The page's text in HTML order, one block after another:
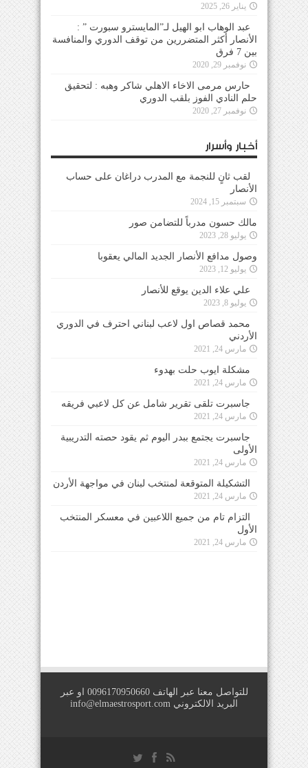
يناير 26, 2025
عبد الوهاب ابو الهيل لـ”المايسترو سبورت ” :
الأنصار أكثر المتضررين من توقف الدوري والمنافسة
بين 7 فرق
نوفمبر 29, 2020
حارس مرمى الاخاء الاهلي شاكر وهبه : لتحقيق
حلم النادي الفوز بلقب الدوري
نوفمبر 27, 2020
أخبار وأسرار
لقب ثانٍ للنجمة مع المدرب دراغان على حساب
الأنصار
سبتمبر 15, 2024
مالك حسون مدرباً للتضامن صور
يوليو 28, 2023
وصول مدافع الأنصار الجديد المالي يعقوبا
يوليو 12, 2023
علي علاء الدين يوقع للأنصار
يوليو 8, 2023
محمد قصاص اول لاعب لبناني احترف في الدوري
الأردني
مارس 24, 2021
مشكلة ايوب حلت بهدوء
مارس 24, 2021
جاسبرت تلقى تقرير شامل عن كل لاعبي فريقه
مارس 24, 2021
جاسبرت يجتمع ببدر اليوم ثم يقود حصته التدريبية
الأولى
مارس 24, 2021
التشكيلة المتوقعة لمنتخب لبنان في مواجهة الأردن
مارس 24, 2021
التزام تام من جميع اللاعبين في معسكر المنتخب
الأول
مارس 24, 2021
للتواصل معنا عبر الهاتف 0096170950660 او عبر
البريد الالكتروني info@elmaestrosport.com